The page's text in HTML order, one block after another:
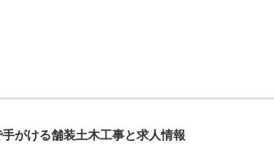
がける舗装土木工事と求人情報